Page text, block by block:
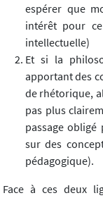
espérer que
intérêt pour
intellectuelle)
Et si la
apportant des
de rhétorique,
pas plus
passage
sur des
pédagogique).
Face à ces deux